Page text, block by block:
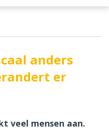
anders
er
veel mensen aan.